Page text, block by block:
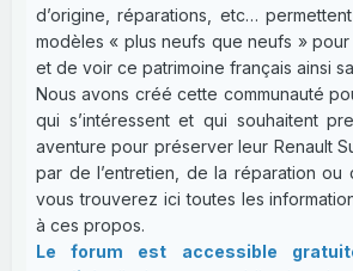
d’origine, réparations, etc…
modèles « plus neufs que neufs »
et de voir ce patrimoine français ainsi
Nous avons créé cette communauté
qui s’intéressent et qui souhaitent
aventure pour préserver leur Renault
par de l’entretien, de la réparation ou
vous trouverez ici toutes les
à ces propos.
Le forum est accessible